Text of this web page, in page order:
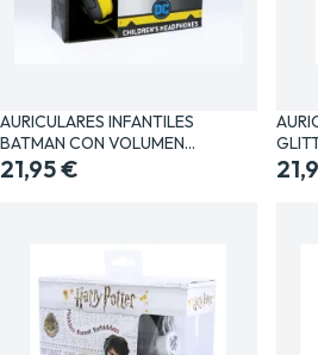
AURICULARES INFANTILES
BATMAN CON VOLUMEN…
21,95 €